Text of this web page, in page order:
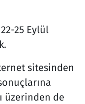
25 Eylül
sitesinden
üzerinden de